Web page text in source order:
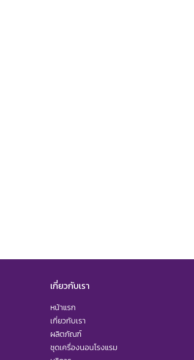
เกี่ยวกับเรา
หน้าแรก
เกี่ยวกับเรา
ผลิตภัณฑ์
ชุดเครื่องนอนโรงแรม